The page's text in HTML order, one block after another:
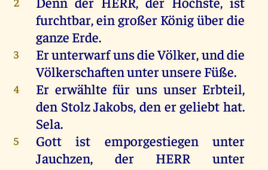
furchtbar,eingroßer Königüberdie
ganze Erde.
3 ErunterwarfunsdieVölker,unddie
Völkerschaftenunterunsere Füße.
4 Er erwählte für uns unser Erbteil,
den StolzJakobs,den ergeliebt hat.
Sela.
5 Gott ist emporgestiegenunter
Jauchzen, der HERR
unter